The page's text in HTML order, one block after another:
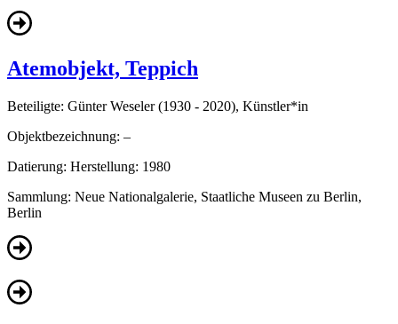
Atemobjekt, Teppich
Beteiligte: Günter Weseler (1930 - 2020), Künstler*in
Objektbezeichnung: –
Datierung: Herstellung: 1980
Sammlung: Neue Nationalgalerie, Staatliche Museen zu Berlin,
Berlin